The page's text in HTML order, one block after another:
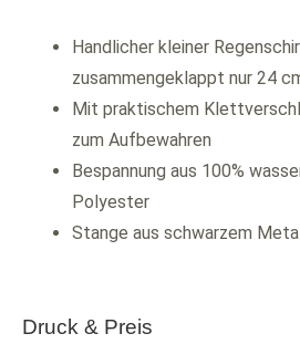
Handlicher kleiner
zusammengeklappt nur 24
Mit praktischem
zum Aufbewahren
Bespannung aus 100%
Polyester
Stange aus schwarzem
Druck & Preis